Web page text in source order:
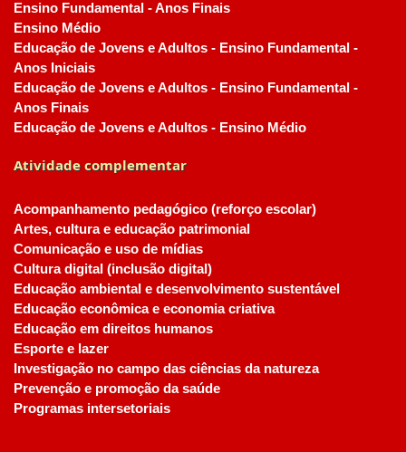
Ensino Fundamental - Anos Finais
Ensino Médio
Educação de Jovens e Adultos - Ensino Fundamental -
Anos Iniciais
Educação de Jovens e Adultos - Ensino Fundamental -
Anos Finais
Educação de Jovens e Adultos - Ensino Médio
Atividade complementar
Acompanhamento pedagógico (reforço escolar)
Artes, cultura e educação patrimonial
Comunicação e uso de mídias
Cultura digital (inclusão digital)
Educação ambiental e desenvolvimento sustentável
Educação econômica e economia criativa
Educação em direitos humanos
Esporte e lazer
Investigação no campo das ciências da natureza
Prevenção e promoção da saúde
Programas intersetoriais